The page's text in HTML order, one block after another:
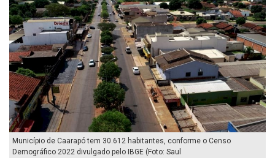
Município de Caarapó tem 30.612 habitantes, conforme o Censo
Demográfico 2022 divulgado pelo IBGE (Foto: Saul